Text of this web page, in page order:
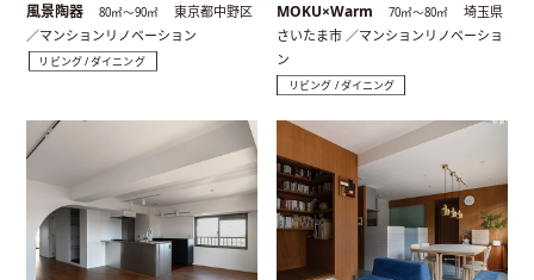
風景陶器 80㎡〜90㎡
東京都中野区
／マンションリノベーション
リビング / ダイニング
MOKU×Warm 70㎡〜80㎡
埼玉県
さいたま市 ／マンションリノベーショ
ン
リビング / ダイニング